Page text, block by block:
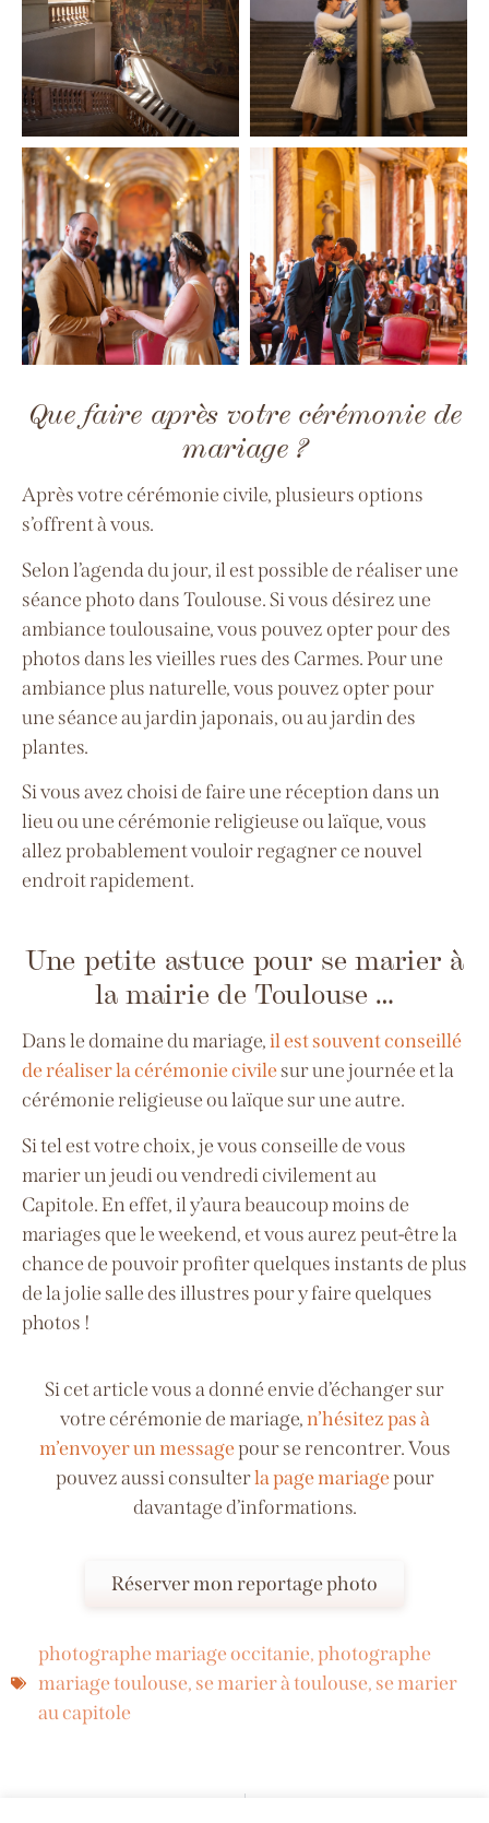
Que faire après votre cérémonie de
mariage ?
Après votre cérémonie civile, plusieurs options
s’offrent à vous.
Selon l’agenda du jour, il est possible de réaliser une
séance photo dans Toulouse. Si vous désirez une
ambiance toulousaine, vous pouvez opter pour des
photos dans les vieilles rues des Carmes. Pour une
ambiance plus naturelle, vous pouvez opter pour
une séance au jardin japonais, ou au jardin des
plantes.
Si vous avez choisi de faire une réception dans un
lieu ou une cérémonie religieuse ou laïque, vous
allez probablement vouloir regagner ce nouvel
endroit rapidement.
Une petite astuce pour se marier à
la mairie de Toulouse …
Dans le domaine du mariage,il est souvent conseillé
de réaliser la cérémonie civilesur une journée et la
cérémonie religieuse ou laïque sur une autre.
Si tel est votre choix, je vous conseille de vous
marier un jeudi ou vendredi civilement au
Capitole. En effet, il y’aura beaucoup moins de
mariages que le weekend, et vous aurez peut-être la
chance de pouvoir profiter quelques instants de plus
de la jolie salle des illustres pour y faire quelques
photos !
Si cet article vous a donné envie d’échanger sur
votre cérémonie de mariage,n’hésitez pas à
m’envoyer un messagepour se rencontrer. Vous
pouvez aussi consulterla page mariagepour
davantage d’informations.
Réserver mon reportage photo
photographe mariage occitanie,photographe
mariage toulouse,se marier à toulouse,se marier
au capitole